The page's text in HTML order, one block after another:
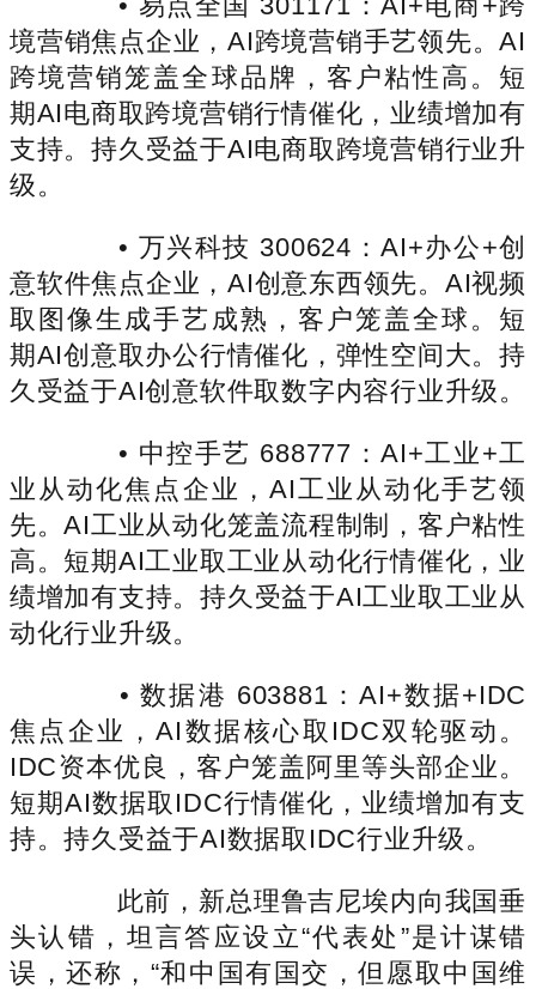
境营销焦点企业，AI跨境营销手艺领先。AI
跨境营销笼盖全球品牌，客户粘性高。短
期AI电商取跨境营销行情催化，业绩增加有
支持。持久受益于AI电商取跨境营销行业升
级。
• 万兴科技 300624：AI+办公+创
意软件焦点企业，AI创意东西领先。AI视频
取图像生成手艺成熟，客户笼盖全球。短
期AI创意取办公行情催化，弹性空间大。持
久受益于AI创意软件取数字内容行业升级。
• 中控手艺 688777：AI+工业+工
业从动化焦点企业，AI工业从动化手艺领
先。AI工业从动化笼盖流程制制，客户粘性
高。短期AI工业取工业从动化行情催化，业
绩增加有支持。持久受益于AI工业取工业从
动化行业升级。
• 数据港 603881：AI+数据+IDC
焦点企业，AI数据核心取IDC双轮驱动。
IDC资本优良，客户笼盖阿里等头部企业。
短期AI数据取IDC行情催化，业绩增加有支
持。持久受益于AI数据取IDC行业升级。
此前，新总理鲁吉尼埃内向我国垂
头认错，坦言答应设立“代表处”是计谋错
误，还称，“和中国有国交，但愿取中国维